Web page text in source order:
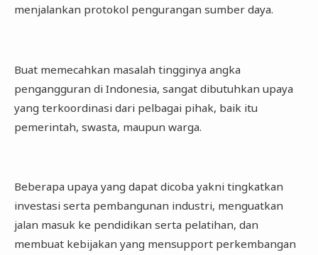
menjalankan protokol pengurangan sumber daya.
Buat memecahkan masalah tingginya angka
pengangguran di Indonesia, sangat dibutuhkan upaya
yang terkoordinasi dari pelbagai pihak, baik itu
pemerintah, swasta, maupun warga.
Beberapa upaya yang dapat dicoba yakni tingkatkan
investasi serta pembangunan industri, menguatkan
jalan masuk ke pendidikan serta pelatihan, dan
membuat kebijakan yang mensupport perkembangan